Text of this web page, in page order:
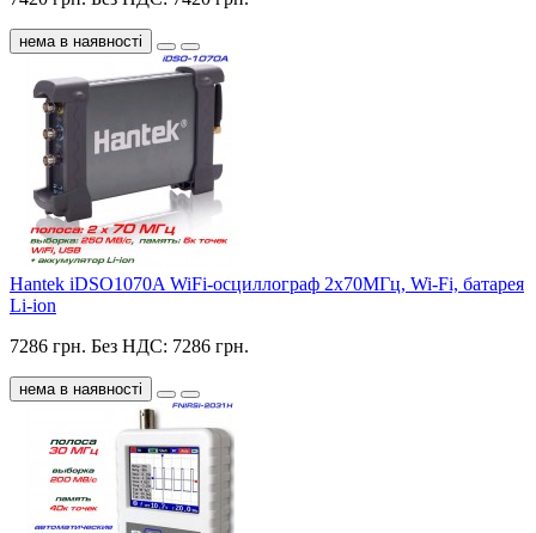
нема в наявності
Hantek iDSO1070A WiFi-осциллограф 2х70МГц, Wi-Fi, батарея
Li-ion
7286 грн. Без НДС: 7286 грн.
нема в наявності